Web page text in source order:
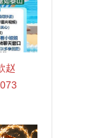
赵
码